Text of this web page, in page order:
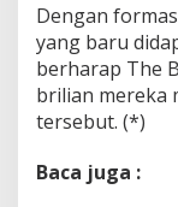
Dengan
yang baru
berharap The
brilian mereka
tersebut. (*)
Baca juga :